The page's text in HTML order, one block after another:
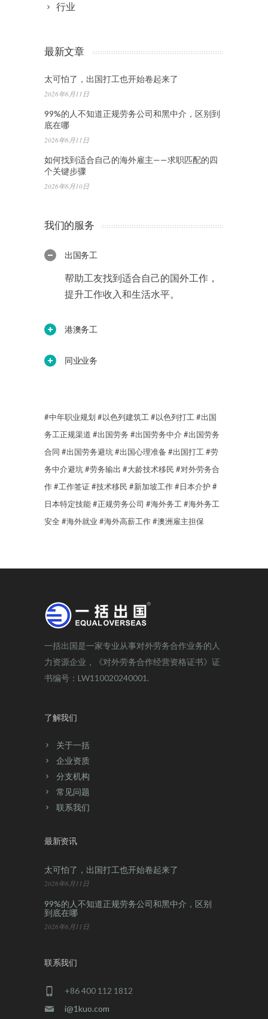
行业
最新文章
太可怕了，出国打工也开始卷起来了
2026年6月11日
99%的人不知道正规劳务公司和黑中介，区别到
底在哪
2026年6月11日
如何找到适合自己的海外雇主——求职匹配的四
个关键步骤
2026年6月10日
我们的服务
出国务工
帮助工友找到适合自己的国外工作，
提升工作收入和生活水平。
港澳务工
同业业务
#中年职业规划 #以色列建筑工#以色列打工#出国
务工正规渠道 #出国劳务 #出国劳务中介 #出国劳务
合同 #出国劳务避坑#出国心理准备 #出国打工#劳
务中介避坑#劳务输出 #大龄技术移民 #对外劳务合
作#工作签证#技术移民 #新加坡工作#日本介护 #
日本特定技能#正规劳务公司 #海外务工#海外务工
安全#海外就业 #海外高薪工作#澳洲雇主担保
一括出国是一家专业从事对外劳务合作业务的人
力资源企业，《对外劳务合作经营资格证书》证
书编号：LW110020240001.
了解我们
关于一括
企业资质
分支机构
常见问题
联系我们
最新资讯
太可怕了，出国打工也开始卷起来了
2026年6月11日
99%的人不知道正规劳务公司和黑中介，区别
到底在哪
2026年6月11日
联系我们
+86 400 112 1812
i@1kuo.com